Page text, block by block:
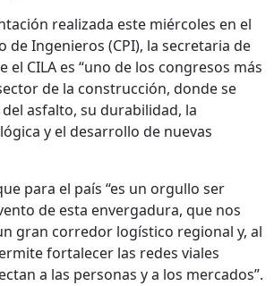
realizada este miércoles en el
de Ingenieros (CPI), la secretaria de
el CILA es “uno de los congresos más
de la construcción, donde se
asfalto, su durabilidad, la
y el desarrollo de nuevas
para el país “es un orgullo ser
de esta envergadura, que nos
gran corredor logístico regional y, al
fortalecer las redes viales
a las personas y a los mercados”.